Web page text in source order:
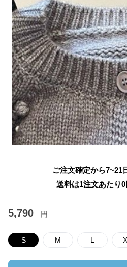
ご注文確定から7~21
送料は1注文あたり0
5,790 円
S M L